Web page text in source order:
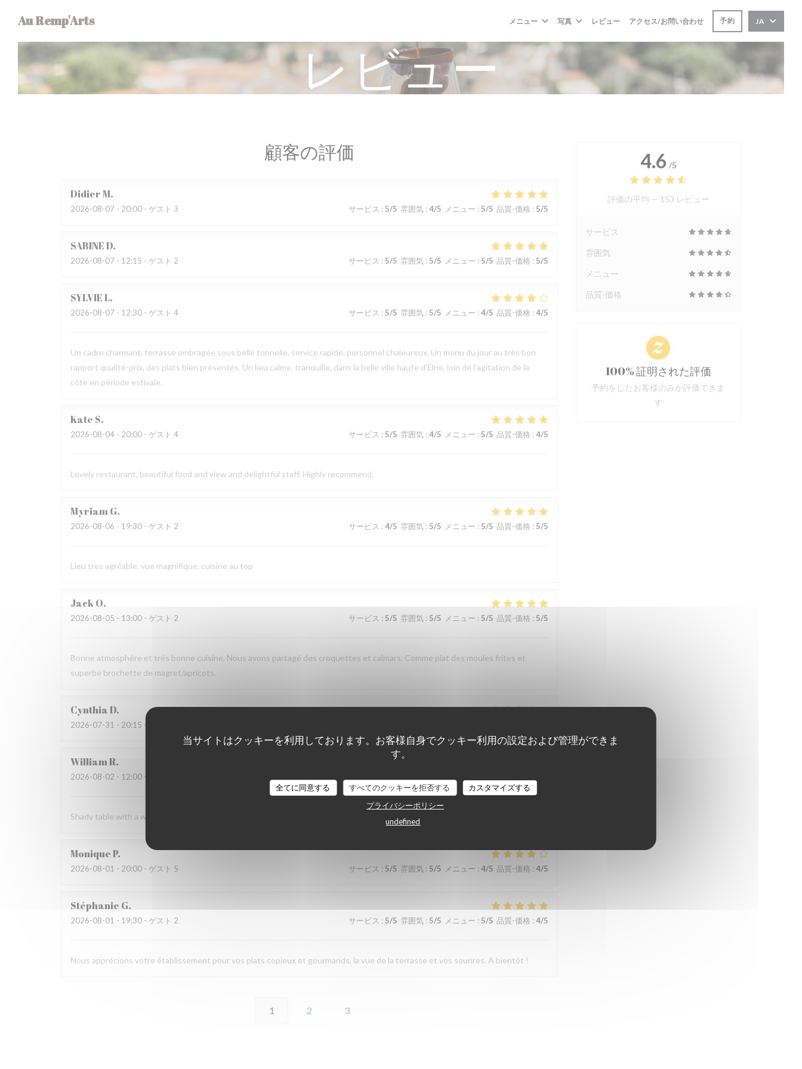
当サイトはクッキーを利用しております。お客様自身でクッキー利用の設定および管理ができま
す。
全てに同意する すべてのクッキーを拒否する
カスタマイズする
プライバシーポリシー
undefined
Au Remp'Arts メニュー 写真 レビュー アクセス/お問い合わせ 予約 JA
レビュー
顧客の評価
DidierM
2026-08-07 - 20:00 - ゲスト 3 サービス : 5/5 雰囲気: 4/5 メニュー : 5/5 品質-価格 : 5/5
SABINED
2026-08-07 - 12:15 - ゲスト 2 サービス : 5/5 雰囲気: 5/5 メニュー : 5/5 品質-価格 : 5/5
SYLVIEL
2026-08-07 - 12:30 - ゲスト 4 サービス : 5/5 雰囲気: 5/5 メニュー : 4/5 品質-価格 : 4/5
Un cadre charmant, terrasse ombragée sous belle tonnelle, service rapide, personnel chaleureux. Un menu du jour au très bon
rapport qualité-prix, des plats bien présentés. Un lieu calme, tranquille, dans la belle ville haute d'Elne, loin de l'agitation de la
côte en période estivale.
Kate S
2026-08-04 - 20:00 - ゲスト 4 サービス : 5/5 雰囲気: 4/5 メニュー : 5/5 品質-価格 : 4/5
Lovely restaurant, beautiful food and view and delightful staff. Highly recommend.
MyriamG
2026-08-06 - 19:30 - ゲスト 2 サービス : 4/5 雰囲気: 5/5 メニュー : 5/5 品質-価格 : 5/5
Lieu tres agréable, vue magnifique, cuisine au top
JackO
2026-08-05 - 13:00 - ゲスト 2 サービス : 5/5 雰囲気: 5/5 メニュー : 5/5 品質-価格 : 5/5
Bonne atmosphère et trés bonne cuisine. Nous avons partagé des croquettes et calmars. Comme plat des moules frites et
superbe brochette de magret/apricots.
CynthiaD
2026-07-31 - 20:15 - ゲスト 4
WilliamR
2026-08-02 - 12:00 - ゲスト 2
Shady table with a welcome breeze. Attentive service with good rapport and good home cooked food , an excellent meal
MoniqueP
2026-08-01 - 20:00 - ゲスト 5 サービス : 5/5 雰囲気 : 5/5 メニュー : 4/5 品質-価格 : 4/5
Stéphanie G
2026-08-01 - 19:30 - ゲスト 2 サービス : 5/5 雰囲気: 5/5 メニュー : 5/5 品質-価格 : 4/5
Nous apprécions votre établissement pour vos plats copieux et gourmands, la vue de la terrasse et vos sourires. A bientôt !
1 2 3
4.6 /5
評価の平均 — 153 レビュー
サービス
雰囲気
メニュー
品質-価格
100% 証明された評価
予約をしたお客様のみが評価できま
す